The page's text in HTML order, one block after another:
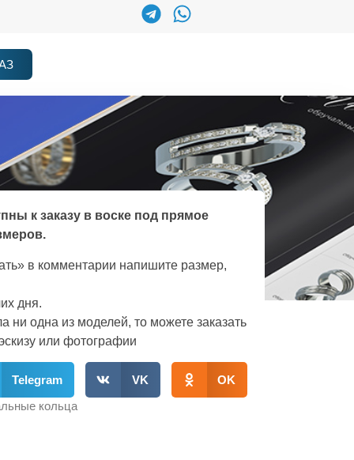
к заказу в воске под прямое
в комментарии напишите размер,
дня.
ни одна из моделей, то можете заказать
или фотографии
Telegram VK
OK
кольца